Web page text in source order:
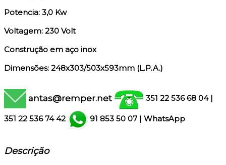
Potencia: 3,0 Kw
Voltagem: 230 Volt
Construção em aço inox
Dimensões: 248x303/503x593mm (L.P.A.)
antas@remper.net 351 22 536 68 04 |
351 22 536 74 42 91 853 50 07 | WhatsApp
Descrição